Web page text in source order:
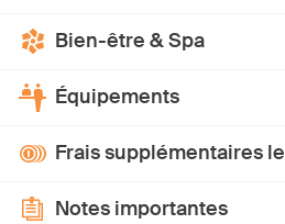
Bien-être & Spa
Équipements
Frais supplémentaires
Notes importantes